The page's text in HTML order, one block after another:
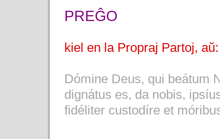
PREĜO
kiel en la Propraj Partoj, aŭ:
Dómine Deus, qui beátum
dignátus es, da nobis,
fidéliter custodíre et